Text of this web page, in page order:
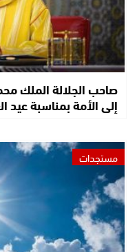
صاحب الجلالة الملك
إلى الأمة بمناسبة عيد
مستجدات